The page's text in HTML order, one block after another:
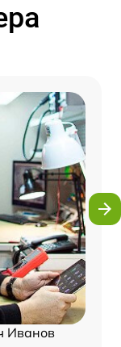
Иванов